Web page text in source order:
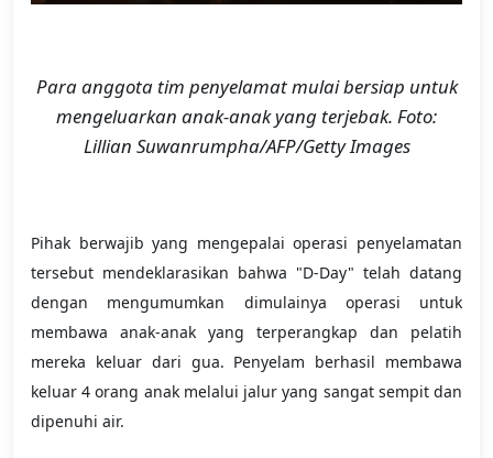
Para anggota tim penyelamat mulai bersiap untuk
mengeluarkan anak-anak yang terjebak. Foto:
Lillian Suwanrumpha/AFP/Getty Images
Pihak berwajib yang mengepalai operasi penyelamatan
tersebut mendeklarasikan bahwa "D-Day" telah datang
dengan mengumumkan dimulainya operasi untuk
membawa anak-anak yang terperangkap dan pelatih
mereka keluar dari gua. Penyelam berhasil membawa
keluar 4 orang anak melalui jalur yang sangat sempit dan
dipenuhi air.